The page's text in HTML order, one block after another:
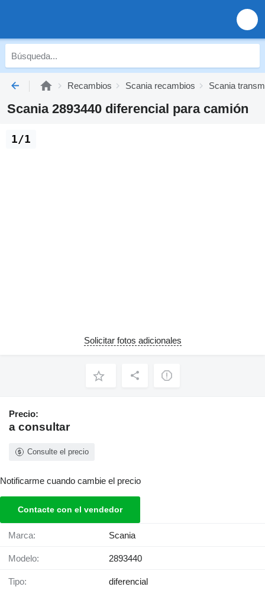
Recambios Scania recambios Scania
Scania 2893440 diferencial para camión
1/1
Solicitar fotos adicionales
Precio:
a consultar
Consulte el precio
Notificarme cuando cambie el precio
Contacte con el vendedor
Marca: Scania
Modelo: 2893440
Tipo: diferencial